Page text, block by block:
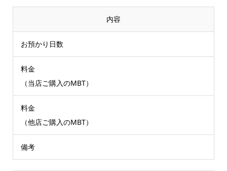
内容
お預かり日数
料金
（当店ご購入のMBT）
料金
（他店ご購入のMBT）
備考